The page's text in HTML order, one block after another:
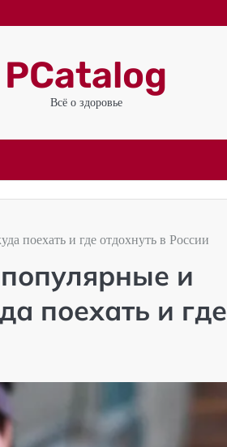
PCatalog
Всё о здоровье
поехать и где отдохнуть в России
и
поехать и где